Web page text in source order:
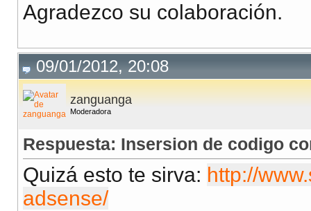
Agradezco su colaboración.
09/01/2012, 20:08
zanguanga
Moderadora
Respuesta: Insersion de codigo
Quizá esto te sirva: http://
adsense/